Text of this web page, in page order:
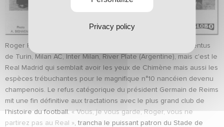
Roger Piantoni a été contacté par les stars mondiales: Juventus
de Turin, Milan AC, Inter Milan, River Plate (Argentine), mais c'est le
Real Madrid qui semblait avoir les yeux de Chimène mais aussi les
espèces trébuchantes pour le magnifique n°10 nancéien devenu
champenois. Le refus catégorique du président Germain de Reims
mit une fin définitive aux tractations avec le plus grand club de
l'histoire du football.« Vous, je vous garde, Roger, vous ne
partirez pas au Real » , trancha le puissant patron du Stade de
Privacy policy